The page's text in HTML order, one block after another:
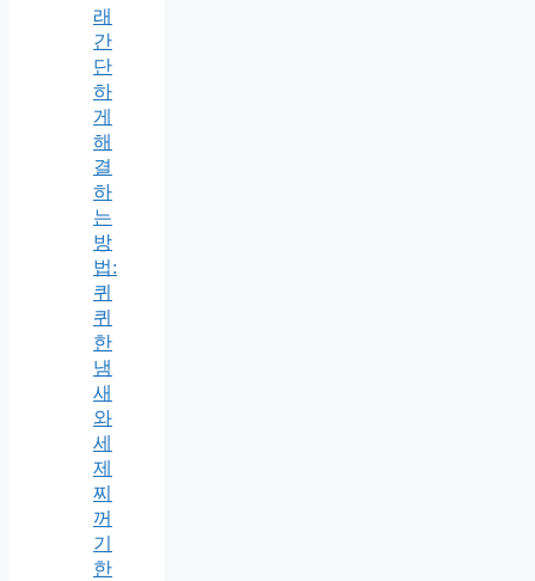
래
간
단
하
게
해
결
하
는
방
법:
퀴
퀴
한
냄
새
와
세
제
찌
꺼
기
한